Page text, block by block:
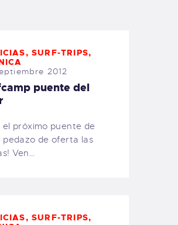
,SURF-TRIPS,
2012
puente del
el próximo puente de
de oferta las
Ven…
,SURF-TRIPS,